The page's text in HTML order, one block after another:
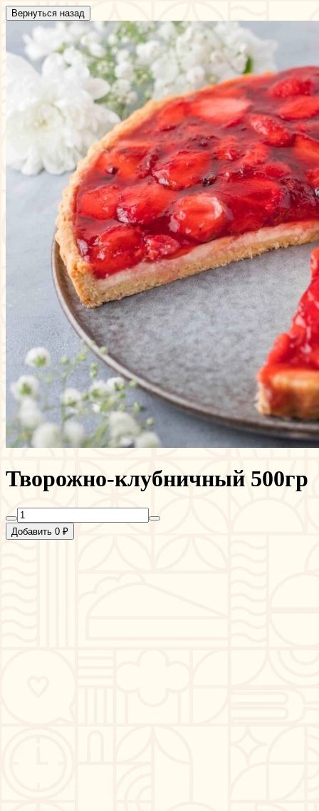
Вернуться назад
Творожно-клубничный 500гр
Добавить 0 ₽